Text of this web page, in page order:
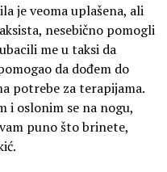
je veoma uplašena, ali
nesebično pomogli
me u taksi da
da dođem do
potrebe za terapijama.
i oslonim se na nogu,
puno što brinete,